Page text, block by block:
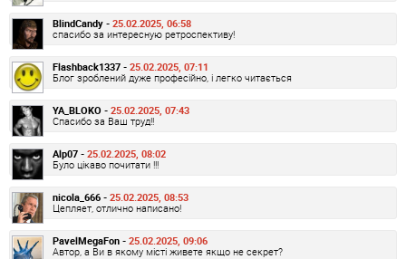
BlindCandy - 25.02.2025, 06:58
спасибо за интересную ретроспективу!
Flashback1337 - 25.02.2025, 07:11
Блог зроблений дуже професійно, і легко читається
YA_BLOKO - 25.02.2025, 07:43
Спасибо за Ваш труд!!
Alp07 - 25.02.2025, 08:02
Було цікаво почитати !!!
nicola_666 - 25.02.2025, 08:53
Цепляет, отлично написано!
PavelMegaFon - 25.02.2025, 09:06
Автор, а Ви в якому місті живете якщо не секрет?